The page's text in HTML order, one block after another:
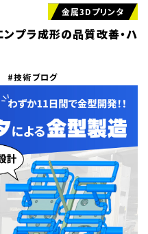
金属3Dプリンタ
プラ成形の品質改善・ハ
#技術ブログ